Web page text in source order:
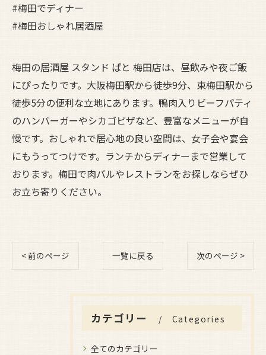
#梅田でディナー
#梅田おしゃれ居酒屋
梅田の居酒屋 スタンド ぱと 梅田店は、昼飲みや夜ご飯
にぴったりです。大阪梅田駅から徒歩9分、東梅田駅から
徒歩5分の便利な立地にあります。鴨肉入りビーフパティ
のハンバーガーやシカゴピザなど、豊富なメニューが自
慢です。おしゃれで居心地の良い空間は、女子会や宴会
にもうってつけです。ランチからディナーまで営業して
おります。梅田で肉バルやレストランをお探しならぜひ
お立ち寄りください。
< 前のページ 一覧に戻る 次のページ >
カテゴリー Categories
全てのカテゴリー